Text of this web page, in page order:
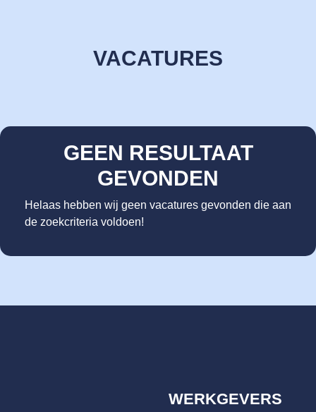
VACATURES
GEEN RESULTAAT
GEVONDEN
Helaas hebben wij geen vacatures gevonden die aan
de zoekcriteria voldoen!
WERKGEVERS